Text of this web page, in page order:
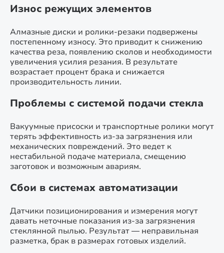
Износ режущих элементов
Алмазные диски и ролики-резаки подвержены
постепенному износу. Это приводит к снижению
качества реза, появлению сколов и необходимости
увеличения усилия резания. В результате
возрастает процент брака и снижается
производительность линии.
Проблемы с системой подачи стекла
Вакуумные присоски и транспортные ролики могут
терять эффективность из-за загрязнения или
механических повреждений. Это ведет к
нестабильной подаче материала, смещению
заготовок и возможным авариям.
Сбои в системах автоматизации
Датчики позиционирования и измерения могут
давать неточные показания из-за загрязнения
стеклянной пылью. Результат — неправильная
разметка, брак в размерах готовых изделий.